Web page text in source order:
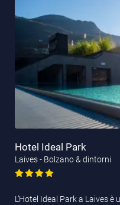
Hotel Ideal Park
Laives - Bolzano & dintorni
L’Hotel Ideal Park a Laives